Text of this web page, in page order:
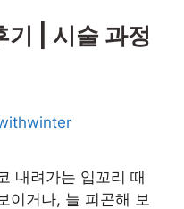
기 | 시술 과정
내려가는 입꼬리 때
이거나, 늘 피곤해 보